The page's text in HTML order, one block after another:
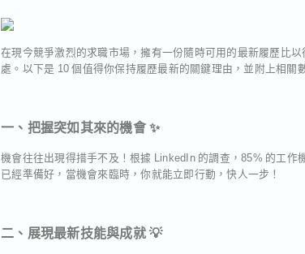
在現今競爭激烈的求職市場，擁有一份隨時可用的最新履歷比
處。以下是 10 個值得你保持履歷最新的關鍵理由，並附上相關
一、把握突如其來的機會 ✨
機會往往出現得措手不及！根據 LinkedIn 的調查，85% 的工
已經準備好，當機會來臨時，你就能立即行動，快人一步！
二、展現最新技能與成就 💡